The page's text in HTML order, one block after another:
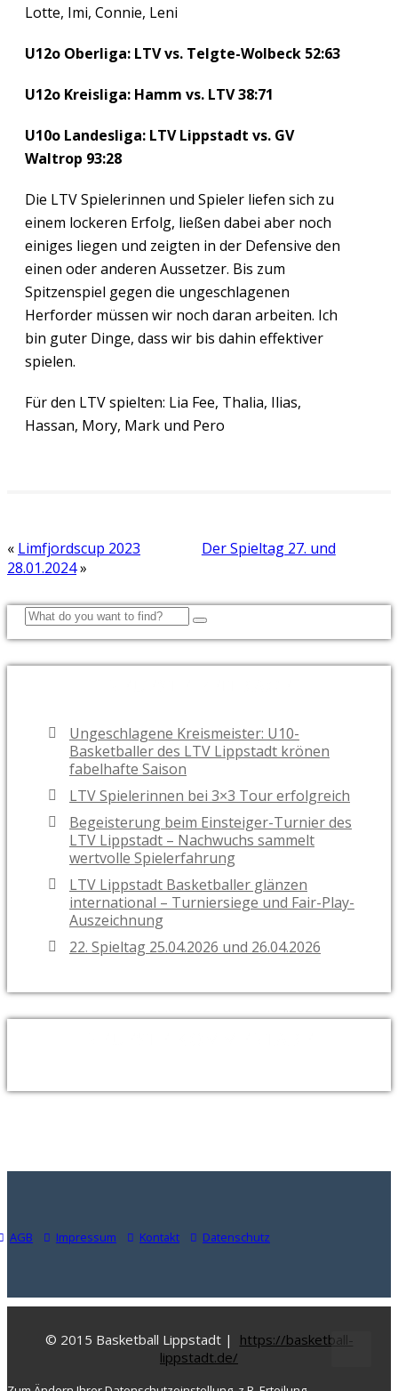
Lotte, Imi, Connie, Leni
U12o Oberliga: LTV vs. Telgte-Wolbeck 52:63
U12o Kreisliga: Hamm vs. LTV 38:71
U10o Landesliga: LTV Lippstadt vs. GV
Waltrop 93:28
Die LTV Spielerinnen und Spieler liefen sich zu
einem lockeren Erfolg, ließen dabei aber noch
einiges liegen und zeigten in der Defensive den
einen oder anderen Aussetzer. Bis zum
Spitzenspiel gegen die ungeschlagenen
Herforder müssen wir noch daran arbeiten. Ich
bin guter Dinge, dass wir bis dahin effektiver
spielen.
Für den LTV spielten: Lia Fee, Thalia, Ilias,
Hassan, Mory, Mark und Pero
« Limfjordscup 2023
Der Spieltag 27. und
28.01.2024»
Ungeschlagene Kreismeister: U10-
Basketballer des LTV Lippstadt krönen
fabelhafte Saison
LTV Spielerinnen bei 3×3 Tour erfolgreich
Begeisterung beim Einsteiger-Turnier des
LTV Lippstadt – Nachwuchs sammelt
wertvolle Spielerfahrung
LTV Lippstadt Basketballer glänzen
international – Turniersiege und Fair-Play-
Auszeichnung
22. Spieltag 25.04.2026 und 26.04.2026
AGB Impressum Kontakt Datenschutz
© 2015 Basketball Lippstadt | https://basketball-
lippstadt.de/